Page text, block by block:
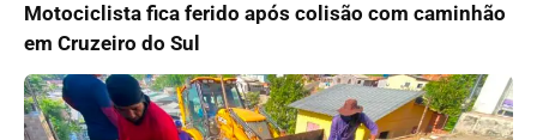
Motociclista fica ferido após colisão com caminhão
em Cruzeiro do Sul